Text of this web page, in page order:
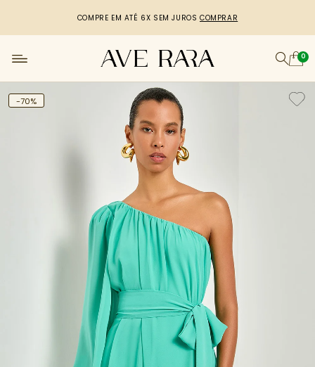
COMPRE EM ATÉ 6X SEM JUROS COMPRAR
0
-70%